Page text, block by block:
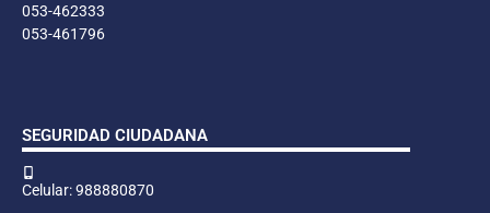
053-462333
053-461796
SEGURIDAD CIUDADANA
Celular: 988880870